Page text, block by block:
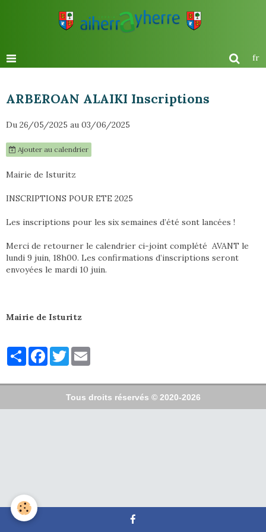
fr
ARBEROAN ALAIKI Inscriptions
Du 26/05/2025 au 03/06/2025
Ajouter au calendrier
Mairie de Isturitz
INSCRIPTIONS POUR ETE 2025
Les inscriptions pour les six semaines d’été sont lancées !
Merci de retourner le calendrier ci-joint complété AVANT le
lundi 9 juin, 18h00. Les confirmations d’inscriptions seront
envoyées le mardi 10 juin.
Mairie de Isturitz
PartagerFacebook
Twitter
Tous droits réservés © 2020-2026